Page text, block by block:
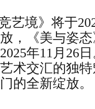
艺境》将于
，《美与姿
年11月26
术交汇的独
的全新绽放。